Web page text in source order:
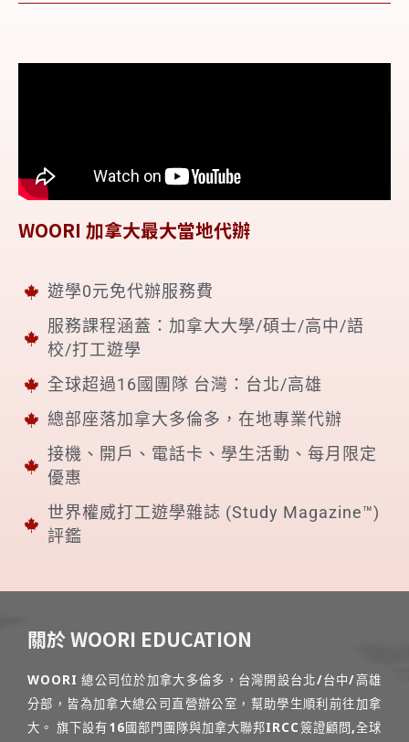
WOORI 加拿大最大當地代辦
遊學0元免代辦服務費
服務課程涵蓋：加拿大大學/碩士/高中/語
校/打工遊學
全球超過16國團隊 台灣：台北/高雄
總部座落加拿大多倫多，在地專業代辦
接機、開戶、電話卡、學生活動、每月限定
優惠
世界權威打工遊學雜誌 (Study Magazine™)
評鑑
關於 WOORI EDUCATION
WOORI 總公司位於加拿大多倫多，台灣開設台北/台中/高雄
分部，皆為加拿大總公司直營辦公室，幫助學生順利前往加拿
大。 旗下設有16國部門團隊與加拿大聯邦IRCC簽證顧問,全球